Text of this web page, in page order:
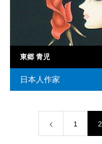
東郷 青児
日本人作家
1 2